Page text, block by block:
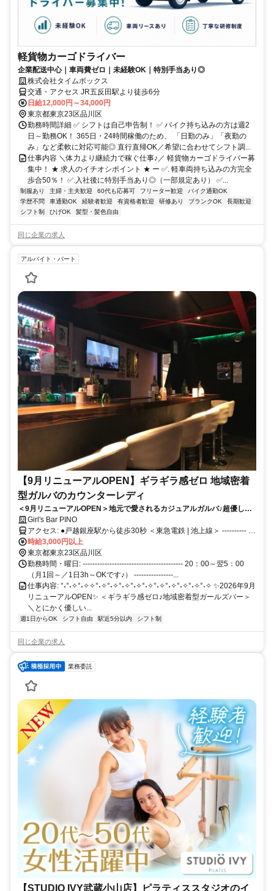
軽貨物カーゴドライバー
企業配送中心｜車両費ゼロ｜未経験OK｜特別手当あり◎
株式会社タイムボックス
交通・アクセス JR五反田駅より徒歩6分
日給12,000円～34,000円
東京都東京23区品川区
勤務時間詳細 ✅ シフトは自己申告制！ ✅ バイク持ち込みの方は週2
日～勤務OK！ 365日・24時間稼働のため、 「日勤のみ」「夜勤の
み」など柔軟に対応可能◎ 直行直帰OK／希望に合わせてシフト調...
仕事内容 ＼体力より継続力で稼ぐ仕事♪／ 軽貨物カーゴドライバー募
集中！ ★ 求人のイチオシポイント ★ ー ✅. 軽車両持ち込みの方完全
歩合50％！ ✅.入社後に特別手当あり◎（一部規定あり） ✅...
制服あり 主婦・主夫歓迎 60代も応募可 フリーター歓迎
バイク通勤OK
学歴不問
車通勤OK 経験者歓迎 有資格者歓迎 研修あり ブランクOK
長期歓迎
シフト制
ひげOK 髪型・髪色自由
同じ企業の求人
アルバイト・パート
【9月リニューアルOPEN】ギラギラ感ゼロ 地域密着
型ガルバのカウンターレディ
＜9月リニューアルOPEN＞地元で愛されるカジュアルガルバ♪超優しい
店長が始めるアットホームなお店！時給3,000円以上・ノルマなし・連
絡先交換なし◎月1回～OK！未経験大歓迎
Girl's Bar PINO
アクセス: ●戸越銀座駅から徒歩30秒 ＜東急電鉄 | 池上線＞ ---------- ●
戸越駅から徒歩3分 ＜都営地下鉄 | 浅草線＞ ---------- ●荏原中延駅から
徒歩10分 ＜東急電鉄 | 池上線＞ ---------- ●戸越公園駅から徒歩10分 ＜
東急電鉄 | 大井町線＞ ---------- ●武蔵小山駅から徒歩13分 ＜東急電鉄 |
目黒線/東急新横浜線＞ ---------- ●五反田駅から徒歩15分 ＜JR | 山手線
＞ ＜東急電鉄 | 池上線＞ ＜都営地下鉄 | 浅草線＞ ----------
時給3,000円以上
東京都東京23区品川区
勤務時間・曜日: ----------------------------------------- 20：00～翌5：00
（月1回～／1日3h～OKです♪） ----------------...
仕事内容: °˖°˖✧°˖✧✧°˖✧°˖✧°˖✧°˖✧°˖✧°˖✧°˖✧°˖✧°˖✧°˖✧ ✨2026年9月
リニューアルOPEN✨ ＜ギラギラ感ゼロ♪地域密着型ガールズバー＞
＼とにかく優しい...
週1日からOK シフト自由 駅近5分以内 シフト制
同じ企業の求人
業務委託
【STUDIO IVY武蔵小山店】ピラティススタジオのイ